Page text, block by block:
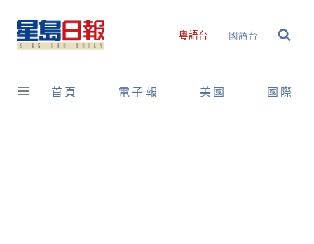
content
粵語台 國語台
首頁 電子報 美國 國際